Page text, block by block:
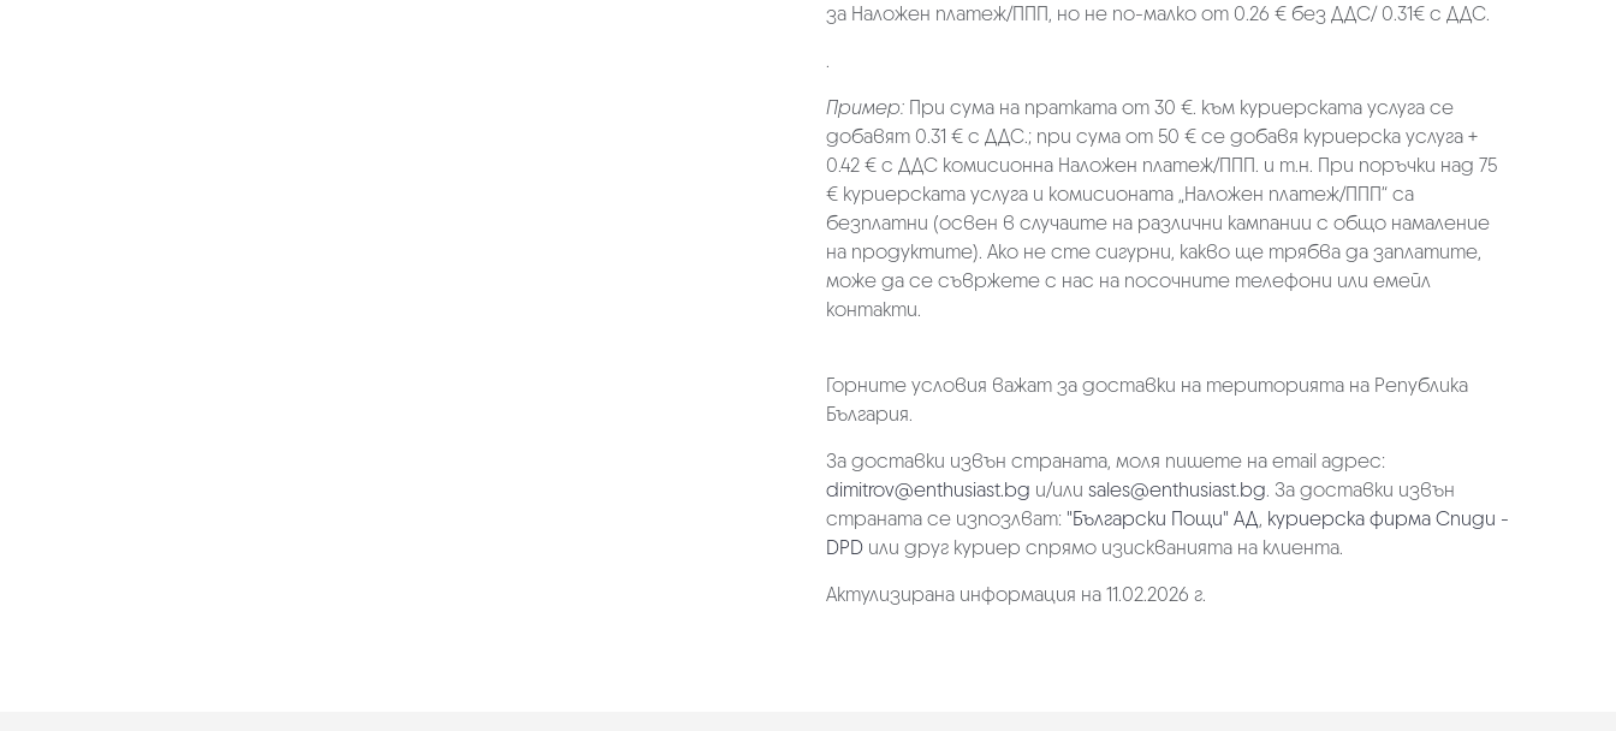
за Наложен платеж/ППП, но не по-малко от 0.26 € без ДДС/ 0.31€ с ДДС.
.
Пример: При сума на пратката от 30 €. към куриерската услуга се
добавят 0.31 € с ДДС.; при сума от 50 € се добавя куриерска услуга +
0.42 € с ДДС комисионна Наложен платеж/ППП. и т.н. При поръчки над 75
€ куриерската услуга и комисионата „Наложен платеж/ППП“ са
безплатни (освен в случаите на различни кампании с общо намаление
на продуктите). Ако не сте сигурни, какво ще трябва да заплатите,
може да се съвржете с нас на посочните телефони или емейл
контакти.
Горните условия важат за доставки на територията на Република
България.
За доставки извън страната, моля пишете на email адрес:
dimitrov@enthusiast.bg и/или sales@enthusiast.bg. За доставки извън
страната се изпозлват: "Български Пощи" АД, куриерска фирма Спиди -
DPD или друг куриер спрямо изискванията на клиента.
Актулизирана информация на 11.02.2026 г.